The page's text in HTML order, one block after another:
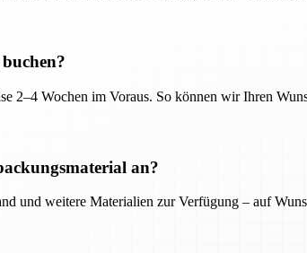
2–4 Wochen im Voraus. So können wir Ihren
an?
und weitere Materialien zur Verfügung – auf